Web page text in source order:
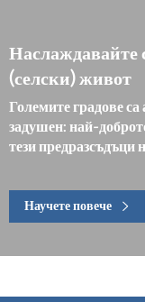
Наслаждавайте
(селски) живот
Големите градове
задушен: най-
тези предразсъдъци
Научете повече